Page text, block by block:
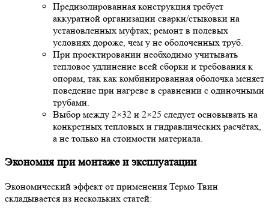
Предизолированная конструкция требует
аккуратной организации сварки/стыковки на
установленных муфтах; ремонт в полевых
условиях дороже, чем у не оболоченных труб.
При проектировании необходимо учитывать
тепловое удлинение всей сборки и требования к
опорам, так как комбинированная оболочка меняет
поведение при нагреве в сравнении с одиночными
трубами.
Выбор между 2×32 и 2×25 следует основывать на
конкретных тепловых и гидравлических расчётах,
а не только на стоимости материала.
Экономия при монтаже и эксплуатации
Экономический эффект от применения Термо Твин
складывается из нескольких статей: